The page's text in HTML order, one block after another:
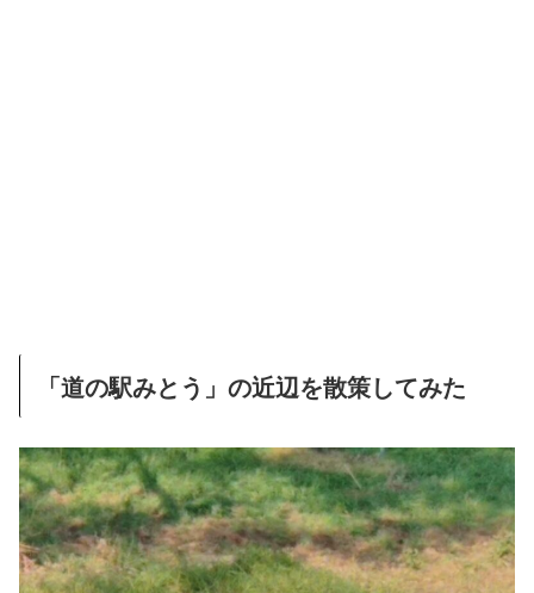
「道の駅みとう」の近辺を散策してみた